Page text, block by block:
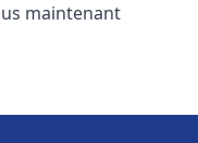
maintenant